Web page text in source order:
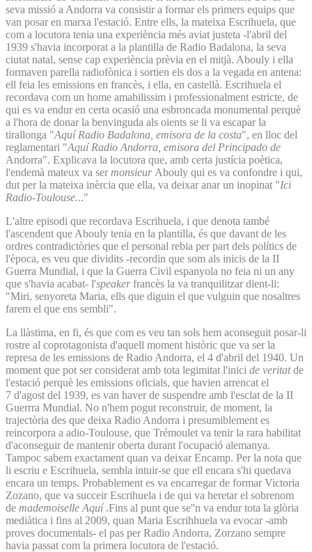
seva missió a Andorra va consistir a formar els primers equips que
van posar en marxa l'estació. Entre ells, la mateixa Escrihuela, que
com a locutora tenia una experiència més aviat justeta -l'abril del
1939 s'havia incorporat a la plantilla de Radio Badalona, la seva
ciutat natal, sense cap experiència prèvia en el mitjà. Abouly i ella
formaven parella radiofònica i sortien els dos a la vegada en antena:
ell feia les emissions en francès, i ella, en castellà. Escrihuela el
recordava com un home amabilissim i professionalment estricte, de
qui es va endur en certa ocasió una esbroncada monumental perquè
a l'hora de donar la benvinguda als oients se li va escapar la
tirallonga "Aquí Radio Badalona, emisora de la costa", en lloc del
reglamentari "Aquí Radio Andorra, emisora del Principado de
Andorra". Explicava la locutora que, amb certa justícia poètica,
l'endemà mateux va ser monsieur Abouly qui es va confondre i qui,
dut per la mateixa inèrcia que ella, va deixar anar un inopinat "Ici
Radio-Toulouse..."
L'altre episodi que recordava Escrihuela, i que denota també
l'ascendent que Abouly tenia en la plantilla, és que davant de les
ordres contradictòries que el personal rebia per part dels polítics de
l'època, es veu que dividits -recordin que som als inicis de la II
Guerra Mundial, i que la Guerra Civil espanyola no feia ni un any
que s'havia acabat- l'speakerfrancès la va tranquilitzar dient-li:
"Miri, senyoreta Maria, ells que diguin el que vulguin que nosaltres
farem el que ens sembli".
La llàstima, en fi, és que com es veu tan sols hem aconseguit posar-li
rostre al coprotagonista d'aquell moment històric que va ser la
represa de les emissions de Radio Andorra, el 4 d'abril del 1940. Un
moment que pot ser considerat amb tota legimitat l'inici de veritatde
l'estació perquè les emissions oficials, que havien arrencat el
7 d'agost del 1939, es van haver de suspendre amb l'esclat de la II
Guerrra Mundial. No n'hem pogut reconstruir, de moment, la
trajectòria des que deixa Radio Andorra i presumiblement es
reincorpora a adio-Toulouse, que Trémoulet va tenir la rara habilitat
d'aconseguir de mantenir oberta durant l'ocupació alemanya.
Tampoc sabem exactament quan va deixar Encamp. Per la nota que
li escriu e Escrihuela, sembla intuir-se que ell encara s'hi quedava
encara un temps. Probablement es va encarregar de formar Victoria
Zozano, que va succeir Escrihuela i de qui va heretar el sobrenom
de mademoiselle Aquí.Fins al punt que se''n va endur tota la glòria
mediàtica i fins al 2009, quan Maria Escrihhuela va evocar -amb
proves documentals- el pas per Radio Andorra, Zorzano sempre
havia passat com la primera locutora de l'estació.